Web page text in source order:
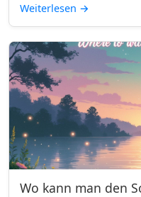
Weiterlesen →
Wo kann man den